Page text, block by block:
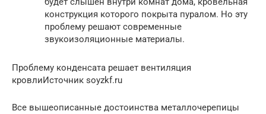
конструкция которого покрыта пуралом. Но эту
проблему решают современные
звукоизоляционные материалы.
Проблему конденсата решает вентиляция
кровлиИсточник soyzkf.ru
Все вышеописанные достоинства металлочерепицы